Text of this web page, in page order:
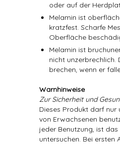
oder auf der
Melamin ist
kratzfest. Scharfe
Oberfläche
Melamin ist
nicht unzerbrechlich.
brechen, wenn er
Warnhinweise
Zur Sicherheit und
Dieses Produkt darf nur
von Erwachsenen
jeder Benutzung, ist
untersuchen. Bei ersten